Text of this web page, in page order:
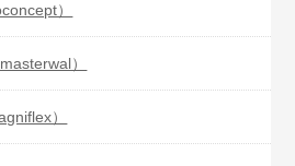
）
）
）